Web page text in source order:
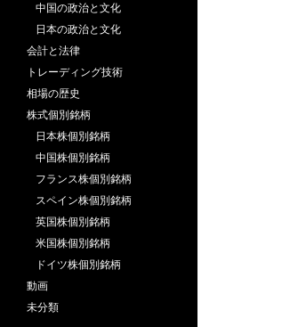
中国の政治と文化
日本の政治と文化
会計と法律
トレーディング技術
相場の歴史
株式個別銘柄
日本株個別銘柄
中国株個別銘柄
フランス株個別銘柄
スペイン株個別銘柄
英国株個別銘柄
米国株個別銘柄
ドイツ株個別銘柄
動画
未分類